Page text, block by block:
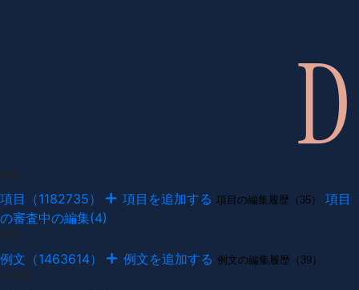
項目（1182735） 項目を追加する 項目の編集履歴（35）
項目
の審査中の編集(4)
例文（1463614） 例文を追加する 例文の編集履歴（39）